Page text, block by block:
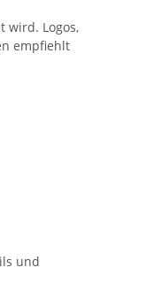
wird. Logos,
empfiehlt
und